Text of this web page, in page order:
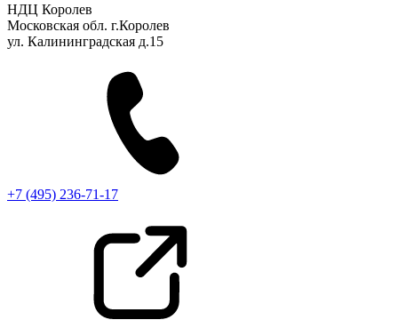
НДЦ Королев
Московская обл. г.Королев
ул. Калининградская д.15
+7 (495) 236-71-17